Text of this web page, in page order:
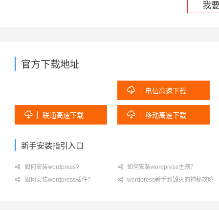
我
官方下载地址
 电信高速下载
 联通高速下载  移动高速下载
新手安装指引入口
 如何安装wordpress?  如何安装wordpress主题？
 如何安装wordpress插件？  wordpress新手到毁灭的神秘攻略